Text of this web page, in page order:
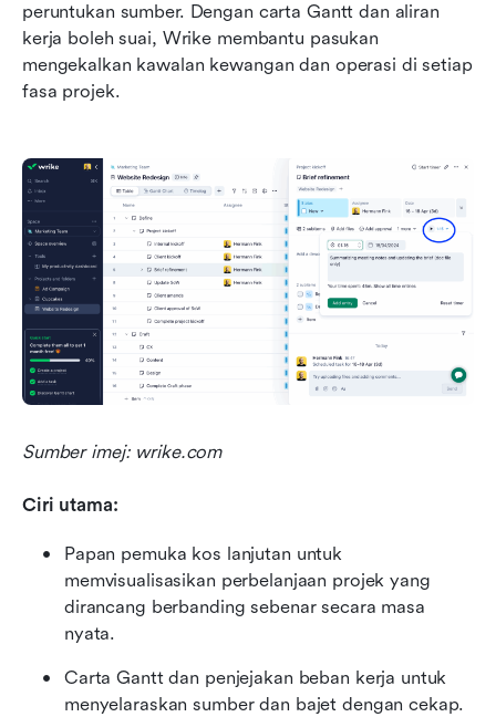
peruntukan sumber. Dengan carta Gantt dan aliran
kerja boleh suai, Wrike membantu pasukan
mengekalkan kawalan kewangan dan operasi di setiap
fasa projek.
Sumber imej: wrike.com
Ciri utama:
Papan pemuka kos lanjutan untuk
memvisualisasikan perbelanjaan projek yang
dirancang berbanding sebenar secara masa
nyata.
Carta Gantt dan penjejakan beban kerja untuk
menyelaraskan sumber dan bajet dengan cekap.